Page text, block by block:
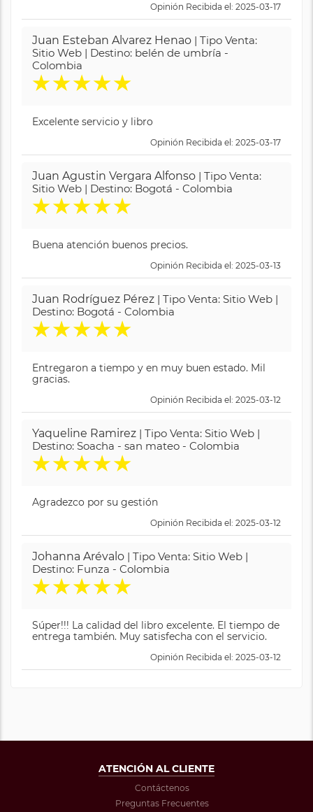
Opinión Recibida el: 2025-03-17
Juan Esteban Alvarez Henao | Tipo Venta:
Sitio Web | Destino: belén de umbría -
Colombia
★★★★★
Excelente servicio y libro
Opinión Recibida el: 2025-03-17
Juan Agustin Vergara Alfonso | Tipo Venta:
Sitio Web | Destino: Bogotá - Colombia
★★★★★
Buena atención buenos precios.
Opinión Recibida el: 2025-03-13
Juan Rodríguez Pérez | Tipo Venta: Sitio Web |
Destino: Bogotá - Colombia
★★★★★
Entregaron a tiempo y en muy buen estado. Mil
gracias.
Opinión Recibida el: 2025-03-12
Yaqueline Ramirez | Tipo Venta: Sitio Web |
Destino: Soacha - san mateo - Colombia
★★★★★
Agradezco por su gestión
Opinión Recibida el: 2025-03-12
Johanna Arévalo | Tipo Venta: Sitio Web |
Destino: Funza - Colombia
★★★★★
Súper!!! La calidad del libro excelente. El tiempo de
entrega también. Muy satisfecha con el servicio.
Opinión Recibida el: 2025-03-12
ATENCIÓN AL CLIENTE
Contáctenos
Preguntas Frecuentes